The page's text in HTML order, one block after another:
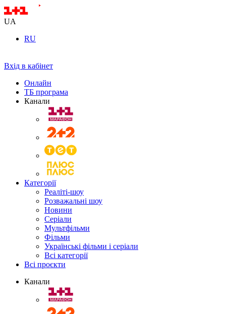
UA
RU
Вхід в кабінет
Онлайн
ТБ програма
Канали
Категорії
Реаліті-шоу
Розважальні шоу
Новини
Серіали
Мультфільми
Фільми
Українські фільми і серіали
Всі категорії
Всі проєкти
Канали